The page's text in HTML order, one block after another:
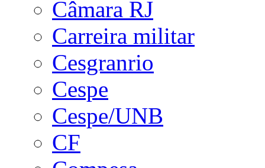
Câmara RJ
Carreira militar
Cesgranrio
Cespe
Cespe/UNB
CF